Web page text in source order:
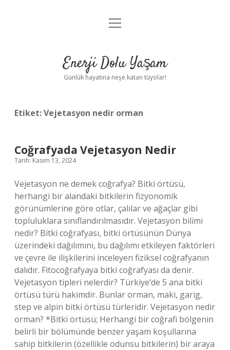
Anasayfa
Yasal Uyarı
menüyü
Enerji Dolu Yaşam
Günlük hayatına neşe katan tüyolar!
Etiket:Vejetasyon nedir orman
Coğrafyada Vejetasyon Nedir
Tarih: Kasım 13, 2024
Vejetasyon ne demek coğrafya? Bitki örtüsü,
herhangi bir alandaki bitkilerin fizyonomik
görünümlerine göre otlar, çalılar ve ağaçlar gibi
topluluklara sınıflandırılmasıdır. Vejetasyon bilimi
nedir? Bitki coğrafyası, bitki örtüsünün Dünya
üzerindeki dağılımını, bu dağılımı etkileyen faktörleri
ve çevre ile ilişkilerini inceleyen fiziksel coğrafyanın
dalıdır. Fitocoğrafyaya bitki coğrafyası da denir.
Vejetasyon tipleri nelerdir? Türkiye’de 5 ana bitki
örtüsü türü hakimdir. Bunlar orman, maki, garig,
step ve alpin bitki örtüsü türleridir. Vejetasyon nedir
orman? *Bitki örtüsü; Herhangi bir coğrafi bölgenin
belirli bir bölümünde benzer yaşam koşullarına
sahip bitkilerin (özellikle odunsu bitkilerin) bir araya